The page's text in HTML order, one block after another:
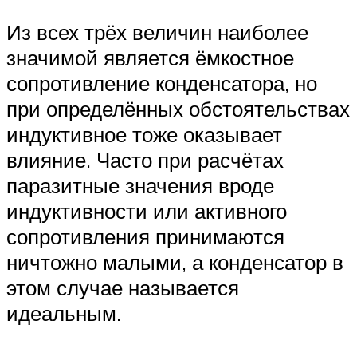
Из всех трёх величин наиболее
значимой является ёмкостное
сопротивление конденсатора, но
при определённых обстоятельствах
индуктивное тоже оказывает
влияние. Часто при расчётах
паразитные значения вроде
индуктивности или активного
сопротивления принимаются
ничтожно малыми, а конденсатор в
этом случае называется
идеальным.